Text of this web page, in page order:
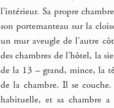
l’intérieur. Sa propre
son portemanteau sur la
un mur aveugle de l’autre
des chambres de l’hôtel, la
de la 13 – grand, mince, la
de la chambre. Il se
habituelle, et sa chambre